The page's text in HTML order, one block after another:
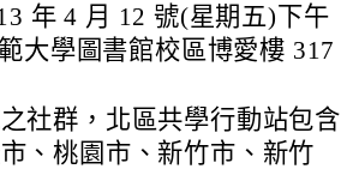
年 4 月 12 號(星期五)下午
大學圖書館校區博愛樓 317
社群，北區共學行動站包含
、桃園市、新竹市、新竹